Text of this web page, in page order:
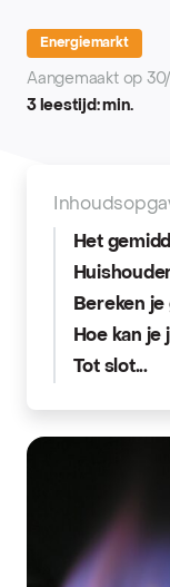
Energiemarkt
Aangemaakt op
3 leestijd: min.
Het
Bereken
Hoe kan
Tot slot...